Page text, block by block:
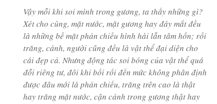
Vậy mỗi khi soi mình trong gương, ta thấy những gì?
Xét cho cùng, mặt nước, mặt gương hay đáy mắt đều
là những bề mặt phản chiếu hình hài lẫn tâm hồn; rồi
trăng, cảnh, người cũng đều là vật thể đại diện cho
cái đẹp cả. Nhưng động tác soi bóng của vật thể quá
đỗi riêng tư, đôi khi bối rối đến mức không phân định
được đâu mới là phản chiếu, trăng trên cao là thật
hay trăng mặt nước, cận cảnh trong gương thật hay